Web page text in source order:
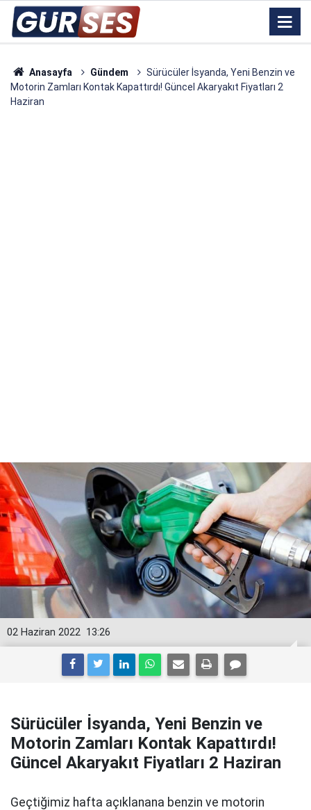
Anasayfa Gündem
Sürücüler İsyanda, Yeni Benzin ve
Motorin Zamları Kontak Kapattırdı! Güncel Akaryakıt Fiyatları 2
Haziran
13:26
02 Haziran 2022
Sürücüler İsyanda, Yeni Benzin ve
Motorin Zamları Kontak Kapattırdı!
Güncel Akaryakıt Fiyatları 2 Haziran
Geçtiğimiz hafta açıklanana benzin ve motorin